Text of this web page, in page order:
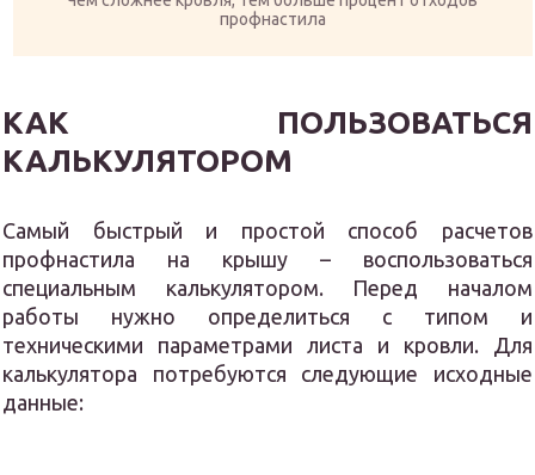
профнастила
КАК ПОЛЬЗОВАТЬСЯ
КАЛЬКУЛЯТОРОМ
Самый быстрый и простой способ расчетов
профнастила на крышу – воспользоваться
специальным калькулятором. Перед началом
работы нужно определиться с типом и
техническими параметрами листа и кровли. Для
калькулятора потребуются следующие исходные
данные: